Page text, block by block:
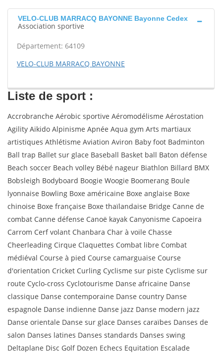
VELO-CLUB MARRACQ BAYONNE Bayonne Cedex
Association sportive
Département: 64109
VELO-CLUB MARRACQ BAYONNE
Liste de sport :
Accrobranche Aérobic sportive Aéromodélisme Aérostation
Agility Aikido Alpinisme Apnée Aqua gym Arts martiaux
artistiques Athlétisme Aviation Aviron Baby foot Badminton
Ball trap Ballet sur glace Baseball Basket ball Baton défense
Beach soccer Beach volley Bébé nageur Biathlon Billard BMX
Bobsleigh Bodyboard Boogie Woogie Boomerang Boule
lyonnaise Bowling Boxe américaine Boxe anglaise Boxe
chinoise Boxe française Boxe thaïlandaise Bridge Canne de
combat Canne défense Canoë kayak Canyonisme Capoeira
Carrom Cerf volant Chanbara Char à voile Chasse
Cheerleading Cirque Claquettes Combat libre Combat
médiéval Course à pied Course camarguaise Course
d'orientation Cricket Curling Cyclisme sur piste Cyclisme sur
route Cyclo-cross Cyclotourisme Danse africaine Danse
classique Danse contemporaine Danse country Danse
espagnole Danse indienne Danse jazz Danse modern jazz
Danse orientale Danse sur glace Danses caraïbes Danses de
salon Danses latines Danses standards Danses swing
Deltaplane Disc Golf Dozen Echecs Equitation Escalade